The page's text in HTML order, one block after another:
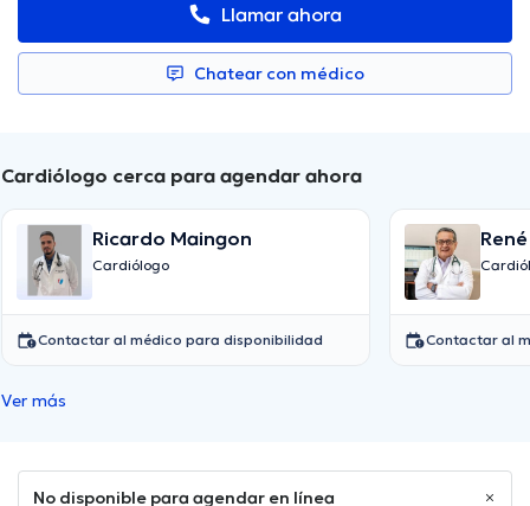
Llamar ahora
Chatear con médico
Cardiólogo cerca para agendar ahora
Ricardo Maingon
Cardiólogo
Contactar al médico para disponibilidad Contactar al
Ver más
No disponible para agendar en línea